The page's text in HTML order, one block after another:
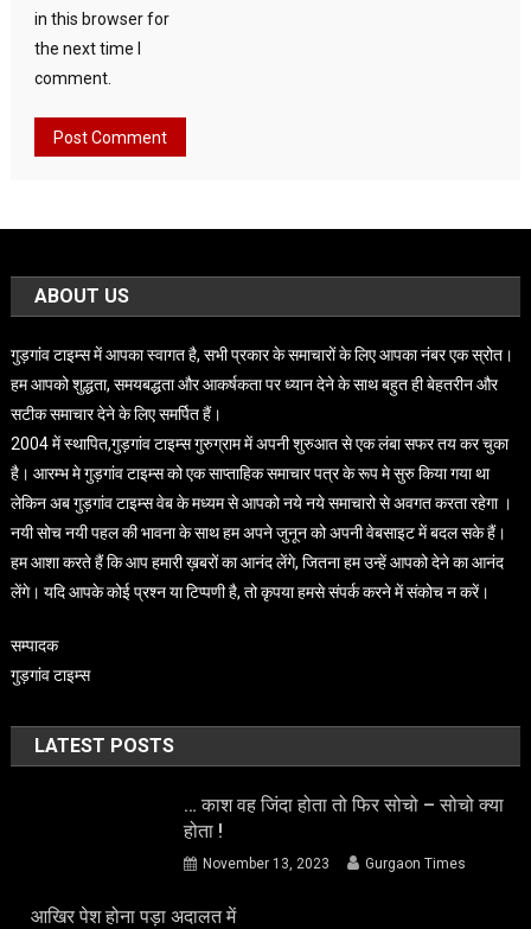
in this browser for
the next time I
comment.
ABOUT US
गुड़गांव टाइम्स में आपका स्वागत है, सभी प्रकार के समाचारों के लिए आपका नंबर एक स्रोत।
हम आपको शुद्धता, समयबद्धता और आकर्षकता पर ध्यान देने के साथ बहुत ही बेहतरीन और
सटीक समाचार देने के लिए समर्पित हैं।
2004 में स्थापित,गुड़गांव टाइम्स गुरुग्राम में अपनी शुरुआत से एक लंबा सफर तय कर चुका
है। आरम्भ मे गुड़गांव टाइम्स को एक साप्ताहिक समाचार पत्र के रूप मे सुरु किया गया था
लेकिन अब गुड़गांव टाइम्स वेब के मध्यम से आपको नये नये समाचारो से अवगत करता रहेगा ।
नयी सोच नयी पहल की भावना के साथ हम अपने जुनून को अपनी वेबसाइट में बदल सके हैं।
हम आशा करते हैं कि आप हमारी ख़बरों का आनंद लेंगे, जितना हम उन्हें आपको देने का आनंद
लेंगे। यदि आपके कोई प्रश्न या टिप्पणी है, तो कृपया हमसे संपर्क करने में संकोच न करें।
सम्पादक
गुड़गांव टाइम्स
LATEST POSTS
… काश वह जिंदा होता तो फिर सोचो – सोचो क्या
होता !
November 13, 2023 Gurgaon Times
आखिर पेश होना पड़ा अदालत में